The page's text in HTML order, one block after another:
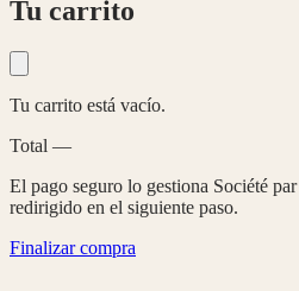
Tu carrito
Tu carrito está vacío.
Total —
El pago seguro lo gestiona Société
redirigido en el siguiente paso.
Finalizar compra